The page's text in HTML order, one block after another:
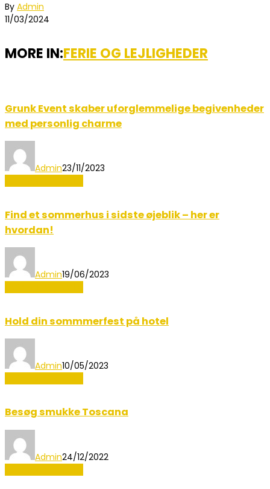
By Admin
11/03/2024
MORE IN:FERIE OG LEJLIGHEDER
Grunk Event skaber uforglemmelige begivenheder
med personlig charme
Admin23/11/2023
Find et sommerhus i sidste øjeblik – her er
hvordan!
Admin19/06/2023
Hold din sommmerfest på hotel
Admin10/05/2023
Besøg smukke Toscana
Admin24/12/2022